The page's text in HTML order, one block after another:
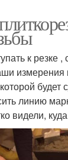
к резке
измерения
будет
линию
видели,